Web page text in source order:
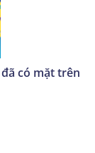
có mặt trên